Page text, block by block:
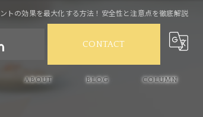
トの効果を最大化する方法！安全性と注意点を徹底解説
CONTACT
ABOUT BLOG COLUMN